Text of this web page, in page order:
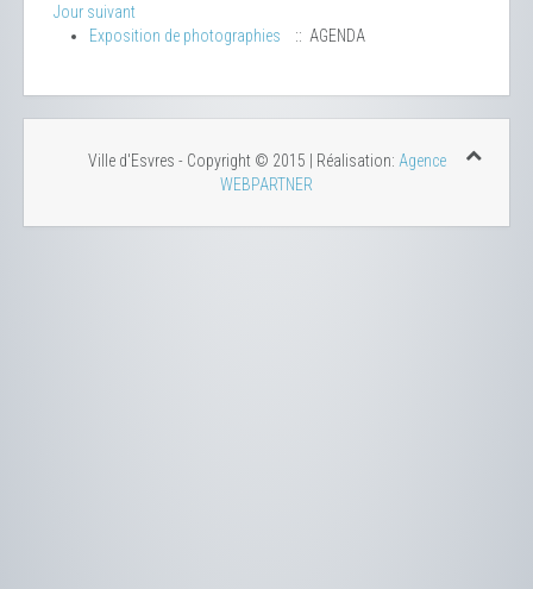
Jour suivant
Exposition de photographies
:: AGENDA
Ville d'Esvres - Copyright © 2015 | Réalisation: Agence
WEBPARTNER